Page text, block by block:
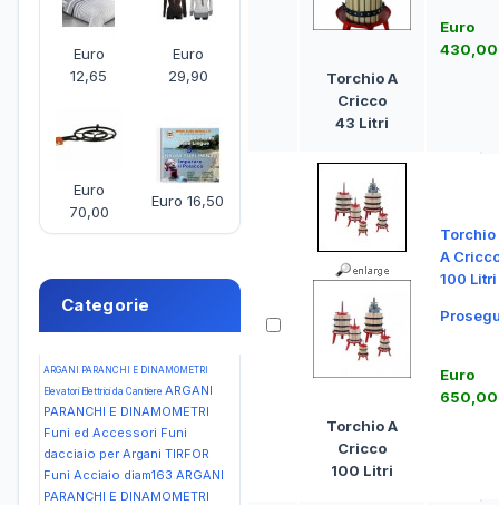
Euro
12,65
Euro
29,90
Euro
70,00
Euro 16,50
Categorie
ARGANI PARANCHI E DINAMOMETRI
Elevatori Elettrici da Cantiere ARGANI
PARANCHI E DINAMOMETRI
Funi ed Accessori Funi
dacciaio per Argani TIRFOR
Funi Acciaio diam163 ARGANI
PARANCHI E DINAMOMETRI
Torchio A
Cricco
43 Litri
Euro
430,00
Torchio A
Cricco
100 Litri
Torchio
A
100 Litri
Euro
650,00